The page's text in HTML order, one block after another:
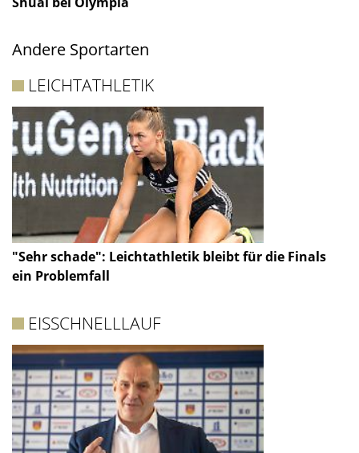
Andere Sportarten
LEICHTATHLETIK
"Sehr schade": Leichtathletik bleibt für die Finals
ein Problemfall
EISSCHNELLLAUF